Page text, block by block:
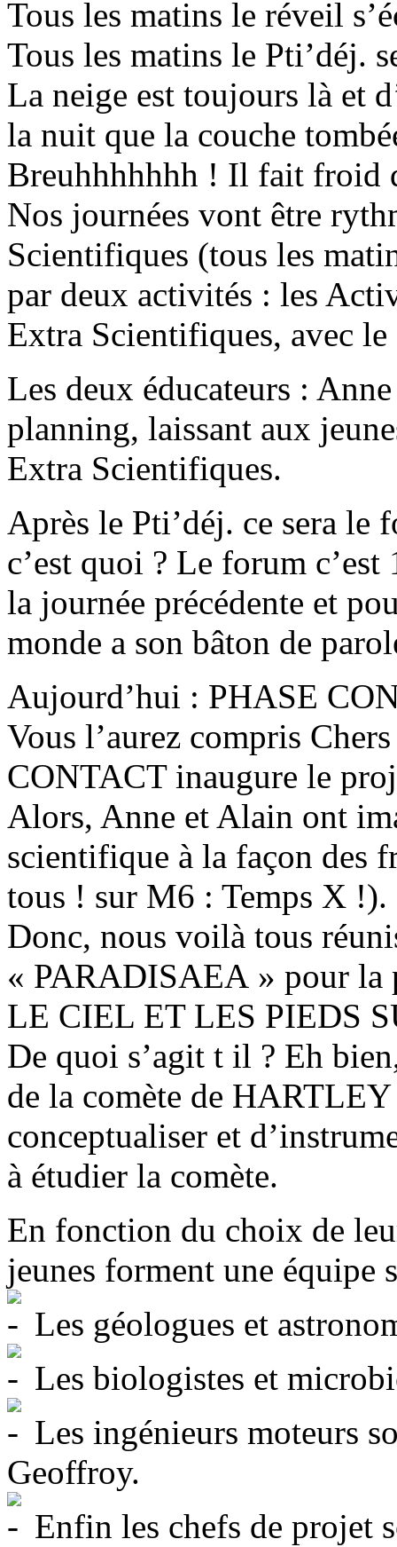
Tous les matins le réveil
Tous les matins le Pti’déj.
La neige est toujours là et
la nuit que la couche
Breuhhhhhhh ! Il fait froid
Nos journées vont être
Scientifiques (tous les
par deux activités : les
Extra Scientifiques, avec
Les deux éducateurs :
planning, laissant aux
Extra Scientifiques.
Après le Pti’déj. ce sera le
c’est quoi ? Le forum
la journée précédente et
monde a son bâton de
Aujourd’hui : PHASE
Vous l’aurez compris
CONTACT inaugure le
Alors, Anne et Alain ont
scientifique à la façon des
tous ! sur M6 : Temps X !).
Donc, nous voilà tous
« PARADISAEA » pour la
LE CIEL ET LES PIEDS
De quoi s’agit t il ? Eh
de la comète de
conceptualiser et
à étudier la comète.
En fonction du choix de
jeunes forment une
Les géologues et
Les biologistes et
Les ingénieurs moteurs
Geoffroy.
Enfin les chefs de projet